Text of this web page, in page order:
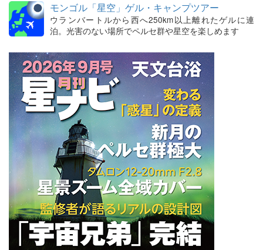
モンゴル「星空」ゲル・キャンプツアー
ウランバートルから西へ250km以上離れたゲルに連
泊。光害のない場所でペルセ群や星空を楽しめます